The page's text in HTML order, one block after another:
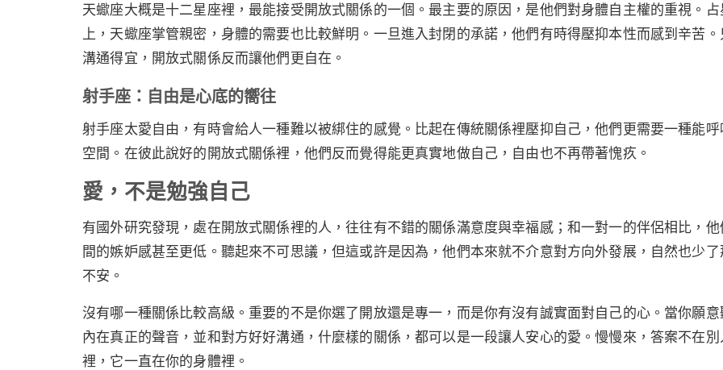
天蠍座大概是十二星座裡，最能接受開放式關係的一個。最主要的原因，是他們對身體自主權的重視。占
上，天蠍座掌管親密，身體的需要也比較鮮明。一旦進入封閉的承諾，他們有時得壓抑本性而感到辛苦。
溝通得宜，開放式關係反而讓他們更自在。
射手座：自由是心底的嚮往
射手座太愛自由，有時會給人一種難以被綁住的感覺。比起在傳統關係裡壓抑自己，他們更需要一種能呼
空間。在彼此說好的開放式關係裡，他們反而覺得能更真實地做自己，自由也不再帶著愧疚。
愛，不是勉強自己
有國外研究發現，處在開放式關係裡的人，往往有不錯的關係滿意度與幸福感；和一對一的伴侶相比，他
間的嫉妒感甚至更低。聽起來不可思議，但這或許是因為，他們本來就不介意對方向外發展，自然也少了
不安。
沒有哪一種關係比較高級。重要的不是你選了開放還是專一，而是你有沒有誠實面對自己的心。當你願意
內在真正的聲音，並和對方好好溝通，什麼樣的關係，都可以是一段讓人安心的愛。慢慢來，答案不在別
裡，它一直在你的身體裡。